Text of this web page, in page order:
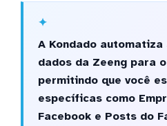
A Kondado
dados da Zeeng para
permitindo que você
específicas como
Facebook e Posts do